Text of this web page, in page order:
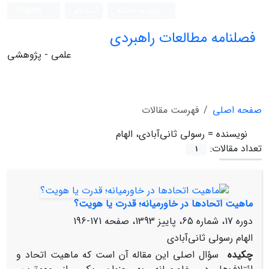
فصلنامه مطالعات راهبردی
علمی - پژوهشی
صفحه اصلی
فهرست مقالات
نویسنده = رسولی ثانی‌آبادی، الهام
تعداد مقالات:
1
ماهیت اتحادها در خاورمیانه؛ قدرت یا هویت؟
دوره 17، شماره 65، پاییز 1393، صفحه
171-196
الهام رسولی ثانی‌آبادی
چکیده
سؤال اصلی این مقاله آن است که ماهیت اتحاد و